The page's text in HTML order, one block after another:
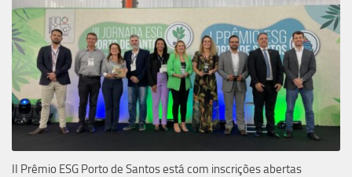
II Prêmio ESG Porto de Santos está com inscrições abertas